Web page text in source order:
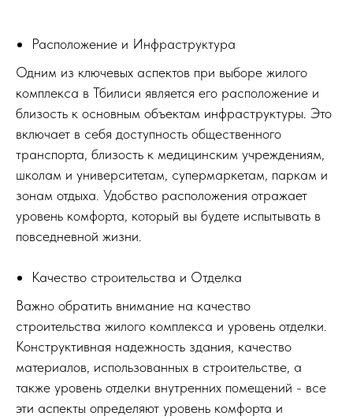
Расположение и Инфраструктура
Одним из ключевых аспектов при выборе жилого
комплекса в Тбилиси является его расположение и
близость к основным объектам инфраструктуры. Это
включает в себя доступность общественного
транспорта, близость к медицинским учреждениям,
школам и университетам, супермаркетам, паркам и
зонам отдыха. Удобство расположения отражает
уровень комфорта, который вы будете испытывать в
повседневной жизни.
Качество строительства и Отделка
Важно обратить внимание на качество
строительства жилого комплекса и уровень отделки.
Конструктивная надежность здания, качество
материалов, использованных в строительстве, а
также уровень отделки внутренних помещений - все
эти аспекты определяют уровень комфорта и